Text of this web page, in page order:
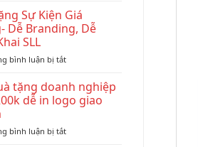
dù
tay
Sự Kiện Giá
Dễ Branding, Dễ
SLL
bình luận bị tắtở
Tặng
Kiện
xưởng-
tặng doanh nghiệp
dễ in logo giao
bình luận bị tắtở